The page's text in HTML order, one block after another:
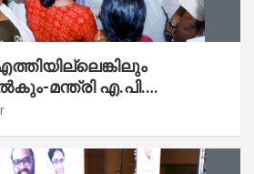
മന്ത്രി എ.പി.